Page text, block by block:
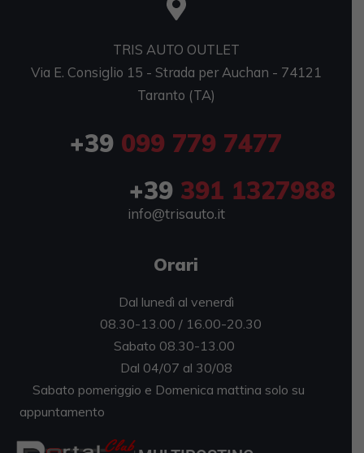
TRIS AUTO OUTLET
Via E. Consiglio 15 - Strada per Auchan - 74121
Taranto (TA)
+39 099 779 7477
+39 391 1327988
info@trisauto.it
Orari
Dal lunedì al venerdì
08.30-13.00 / 16.00-20.30
Sabato 08.30-13.00
Dal 04/07 al 30/08
Sabato pomeriggio e Domenica mattina solo su
appuntamento